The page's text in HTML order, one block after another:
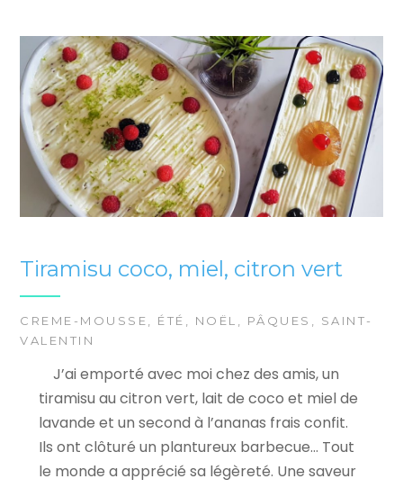
Tiramisu coco, miel, citron vert
CREME-MOUSSE ÉTÉ NOËL PÂQUES
SAINT-
VALENTIN
J’ai emporté avec moi chez des amis, un
tiramisu au citron vert, lait de coco et miel de
lavande et un second à l’ananas frais confit.
Ils ont clôturé un plantureux barbecue… Tout
le monde a apprécié sa légèreté. Une saveur